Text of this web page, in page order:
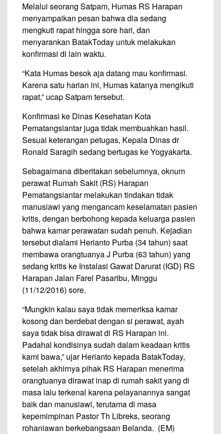
Melalui seorang Satpam, Humas RS Harapan
menyampaikan pesan bahwa dia sedang
mengkuti rapat hingga sore hari, dan
menyarankan BatakToday untuk melakukan
konfirmasi di lain waktu.
“Kata Humas besok aja datang mau konfirmasi.
Karena satu harian ini, Humas katanya mengikuti
rapat,” ucap Satpam tersebut.
Konfirmasi ke Dinas Kesehatan Kota
Pematangsiantar juga tidak membuahkan hasil.
Sesuai keterangan petugas, Kepala Dinas dr
Ronald Saragih sedang bertugas ke Yogyakarta.
Sebagaimana diberitakan sebelumnya, oknum
perawat Rumah Sakit (RS) Harapan
Pematangsiantar melakukan tindakan tidak
manusiawi yang mengancam keselamatan pasien
kritis, dengan berbohong kepada keluarga pasien
bahwa kamar perawatan sudah penuh. Kejadian
tersebut dialami Herianto Purba (34 tahun) saat
membawa orangtuanya J Purba (63 tahun) yang
sedang kritis ke Instalasi Gawat Darurat (IGD) RS
Harapan Jalan Farel Pasaribu, Minggu
(11/12/2016) sore.
“Mungkin kalau saya tidak memeriksa kamar
kosong dan berdebat dengan si perawat, ayah
saya tidak bisa dirawat di RS Harapan ini.
Padahal kondisinya sudah dalam keadaan kritis
kami bawa,” ujar Herianto kepada BatakToday,
setelah akhirnya pihak RS Harapan menerima
orangtuanya dirawat inap di rumah sakit yang di
masa lalu terkenal karena pelayanannya sangat
baik dan manusiawi, terutama di masa
kepemimpinan Pastor Th Libreks, seorang
rohaniawan berkebangsaan Belanda. (EM)